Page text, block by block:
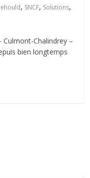
, SNCF, Solutions,
Culmont-Chalindrey –
bien longtemps